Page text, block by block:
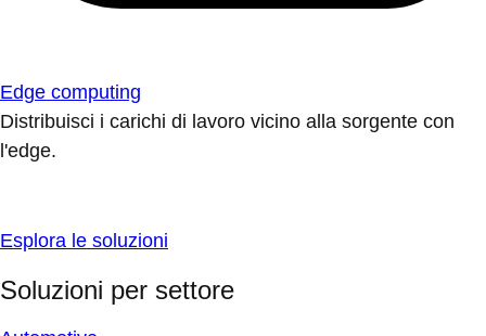
Edge computing
Distribuisci i carichi di lavoro vicino alla sorgente con
l'edge.
Esplora le soluzioni
Soluzioni per settore